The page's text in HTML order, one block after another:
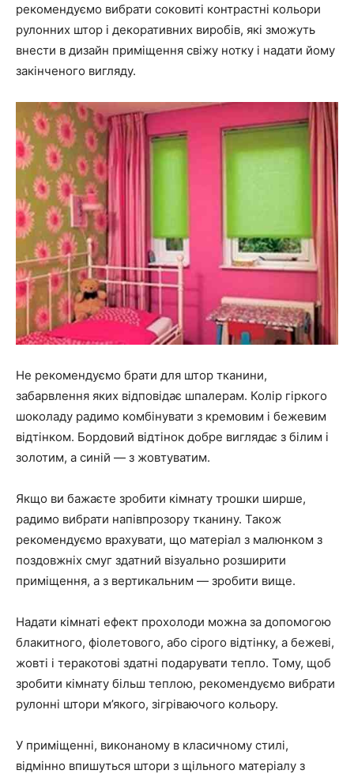
рекомендуємо вибрати соковиті контрастні кольори
рулонних штор і декоративних виробів, які зможуть
внести в дизайн приміщення свіжу нотку і надати йому
закінченого вигляду.
Не рекомендуємо брати для штор тканини,
забарвлення яких відповідає шпалерам. Колір гіркого
шоколаду радимо комбінувати з кремовим і бежевим
відтінком. Бордовий відтінок добре виглядає з білим і
золотим, а синій — з жовтуватим.
Якщо ви бажаєте зробити кімнату трошки ширше,
радимо вибрати напівпрозору тканину. Також
рекомендуємо врахувати, що матеріал з малюнком з
поздовжніх смуг здатний візуально розширити
приміщення, а з вертикальним — зробити вище.
Надати кімнаті ефект прохолоди можна за допомогою
блакитного, фіолетового, або сірого відтінку, а бежеві,
жовті і теракотові здатні подарувати тепло. Тому, щоб
зробити кімнату більш теплою, рекомендуємо вибрати
рулонні штори м’якого, зігріваючого кольору.
У приміщенні, виконаному в класичному стилі,
відмінно впишуться штори з щільного матеріалу з